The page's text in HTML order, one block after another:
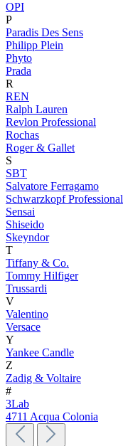
OPI
P
Paradis Des Sens
Philipp Plein
Phyto
Prada
R
REN
Ralph Lauren
Revlon Professional
Rochas
Roger & Gallet
S
SBT
Salvatore Ferragamo
Schwarzkopf Professional
Sensai
Shiseido
Skeyndor
T
Tiffany & Co.
Tommy Hilfiger
Trussardi
V
Valentino
Versace
Y
Yankee Candle
Z
Zadig & Voltaire
#
3Lab
4711 Acqua Colonia